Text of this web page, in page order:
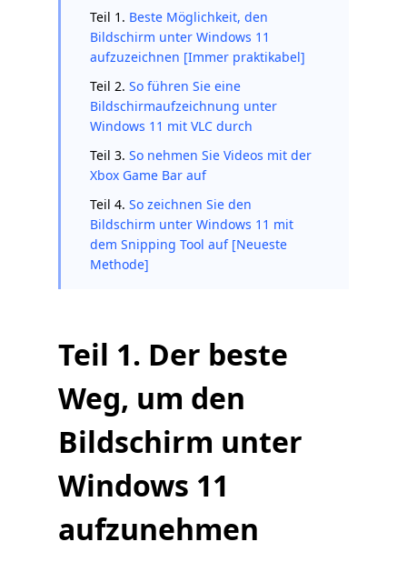
Teil 1. Beste Möglichkeit, den
Bildschirm unter Windows 11
aufzuzeichnen [Immer praktikabel]
Teil 2. So führen Sie eine
Bildschirmaufzeichnung unter
Windows 11 mit VLC durch
Teil 3. So nehmen Sie Videos mit der
Xbox Game Bar auf
Teil 4. So zeichnen Sie den
Bildschirm unter Windows 11 mit
dem Snipping Tool auf [Neueste
Methode]
Teil 1. Der beste
Weg, um den
Bildschirm unter
Windows 11
aufzunehmen